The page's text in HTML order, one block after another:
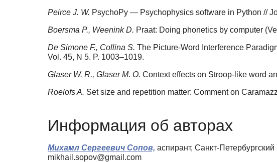
Peirce J. W. PsychoPy — Psychophysics software in Python //
Boersma P., Weenink D. Praat: Doing phonetics by computer
De Simone F., Collina S. The Picture-Word Interference
Vol. 45, N 5. P. 1003–1019.
Glaser W. R., Glaser M. O. Context effects on Stroop-like word
Roelofs A. Set size and repetition matter: Comment on
Информация об авторах
Михамл Сергеевич Сопов, аспирант, Санкт-
mikhail.sopov@gmail.com